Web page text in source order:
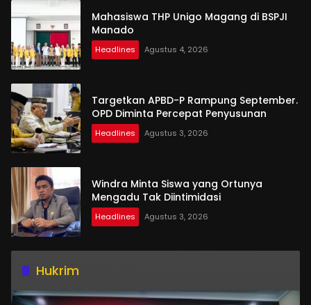
Mahasiswa THP Unigo Magang di BSPJI
Manado
Headlines Agustus 4, 2026
Targetkan APBD-P Rampung September.
OPD Diminta Percepat Penyusunan
Headlines Agustus 3, 2026
Windra Minta Siswa yang Ortunya
Mengadu Tak Diintimidasi
Headlines Agustus 3, 2026
Hukrim